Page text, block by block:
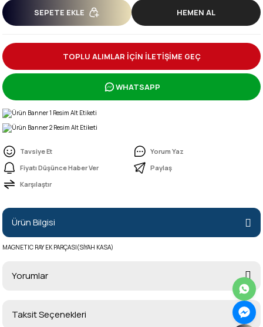
SEPETE EKLE HEMEN AL
TOPLU ALIMLAR İÇİN İLETİŞİME GEÇ
WHATSAPP
Tavsiye Et
Yorum Yaz
Fiyatı Düşünce Haber Ver
Paylaş
Karşılaştır
Ürün Bilgisi
MAGNETIC RAY EK PARÇASI(SİYAH KASA)
Yorumlar
Bu ürüne ilk yorumu siz yapın!
Taksit Seçenekleri